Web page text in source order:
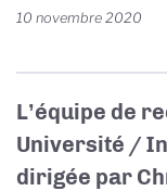
10 novembre 2020
L’équipe de
Université /
dirigée par